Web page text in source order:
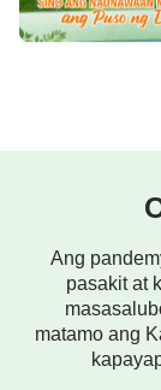
Lalo pa itong
Ganyan ang
Kung nais
upang ang
at sumunod
kailangan
ng matibay
Ang
pasakit at
matamo ang